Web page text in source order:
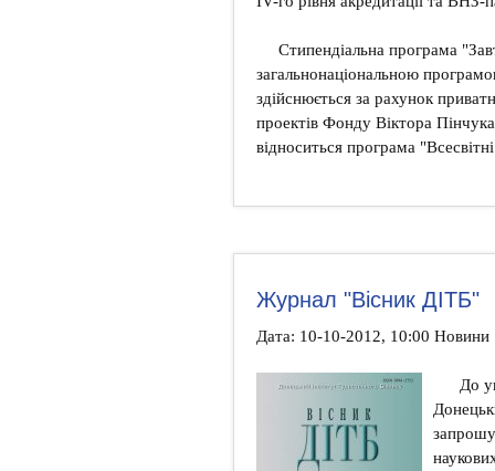
Стипендіальна програма
загальнонаціональною
здійснюється за рахунок
проектів Фонду Віктора
відноситься програма "Всесвітні
Журнал "Вісник ДІТБ"
Дата: 10-10-2012, 10:00 Новини
До